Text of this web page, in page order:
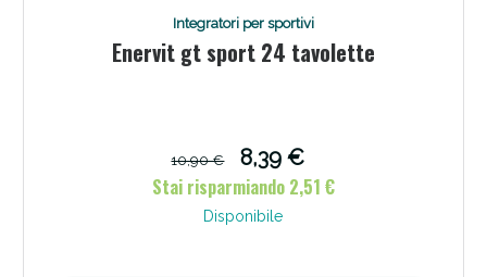
Integratori per sportivi
Enervit gt sport 24 tavolette
10,90 €
8,39 €
Stai risparmiando 2,51 €
Disponibile